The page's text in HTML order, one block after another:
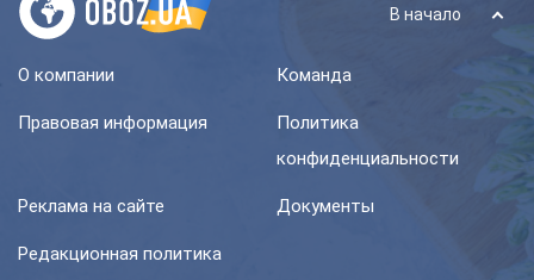
В начало
О компании Команда
Правовая информация
Политика
конфиденциальности
Реклама на сайте Документы
Редакционная политика